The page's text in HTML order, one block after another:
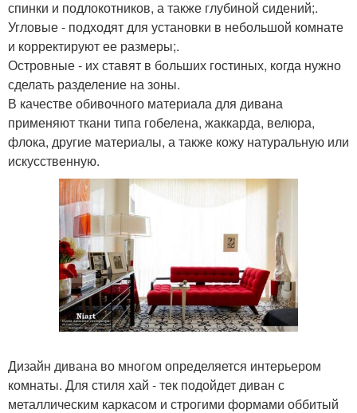
спинки и подлокотников, а также глубиной сидений;.
Угловые - подходят для установки в небольшой комнате
и корректируют ее размеры;.
Островные - их ставят в больших гостиных, когда нужно
сделать разделение на зоны.
В качестве обивочного материала для дивана
применяют ткани типа гобелена, жаккарда, велюра,
флока, другие материалы, а также кожу натуральную или
искусственную.
Дизайн дивана во многом определяется интерьером
комнаты. Для стиля хай - тек подойдет диван с
металлическим каркасом и строгими формами оббитый